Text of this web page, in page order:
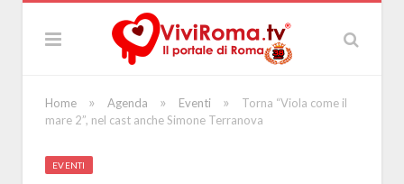
Home » Agenda » Eventi »
Torna “Viola come il
mare 2”, nel cast anche Simone Terranova
EVENTI